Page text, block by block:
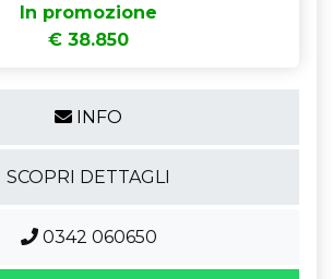
In promozione
€ 38.850
INFO
SCOPRI DETTAGLI
0342 060650